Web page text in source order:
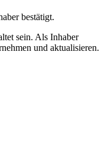
bestätigt.
sein. Als Inhaber
und aktualisieren.